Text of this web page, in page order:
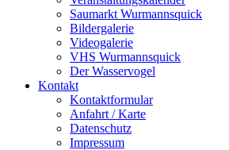
Saumarkt Wurmannsquick
Bildergalerie
Videogalerie
VHS Wurmannsquick
Der Wasservogel
Kontakt
Kontaktformular
Anfahrt / Karte
Datenschutz
Impressum